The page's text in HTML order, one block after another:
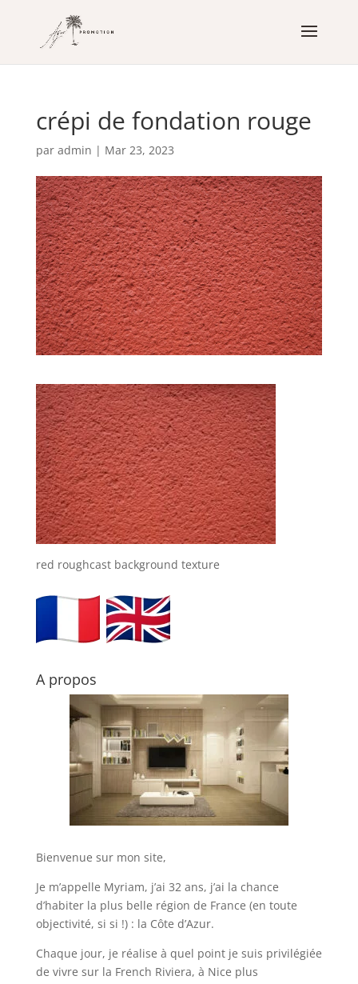
crépi de fondation rouge
par admin | Mar 23, 2023
red roughcast background texture
A propos
Bienvenue sur mon site,
Je m’appelle Myriam, j’ai 32 ans, j’ai la chance
d’habiter la plus belle région de France (en toute
objectivité, si si !) : la Côte d’Azur.
Chaque jour, je réalise à quel point je suis privilégiée
de vivre sur la French Riviera, à Nice plus